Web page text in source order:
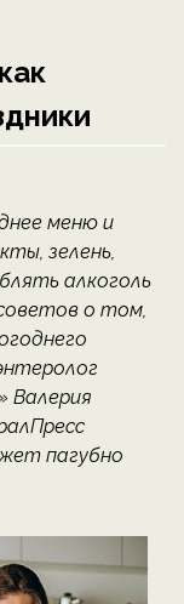
меню и
зелень,
алкоголь
о том,
Валерия
пагубно